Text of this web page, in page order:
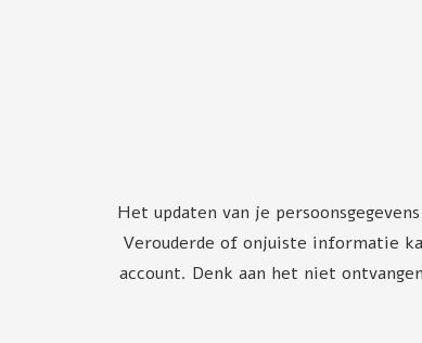
Het updaten van je
Verouderde of onjuiste informatie
account. Denk aan het niet